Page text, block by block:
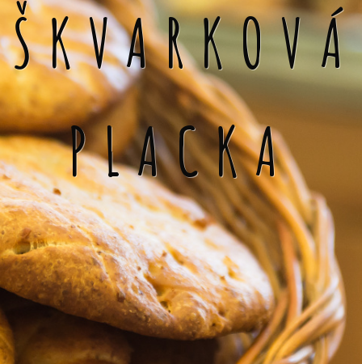
ŠKVARKOVÁ
PLACKA